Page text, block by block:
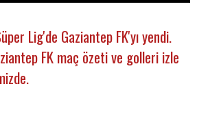
Lig'de Gaziantep FK'yı yendi.
FK maç özeti ve golleri izle